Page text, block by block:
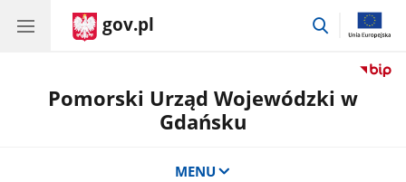
gov.pl
przejdź
Pomorski Urząd Wojewódzki w
Gdańsku
MENU